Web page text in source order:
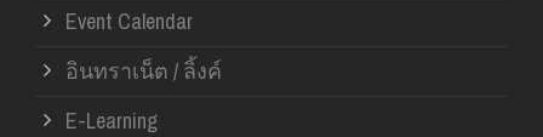
Event Calendar
อินทราเน็ต / ลิ้งค์
E-Learning